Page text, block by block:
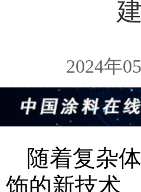
2024年
随着复杂
饰的新技术